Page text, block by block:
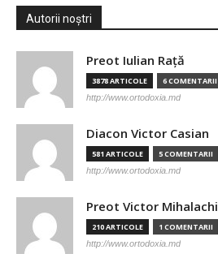
Autorii noștri
Preot Iulian Raţă
3878 ARTICOLE 6 COMENTARII
http://www.ortodoxia.md
Diacon Victor Casian
581 ARTICOLE 5 COMENTARII
http://www.ortodoxia.md
Preot Victor Mihalachi
210 ARTICOLE 1 COMENTARII
http://www.ortodoxia.md